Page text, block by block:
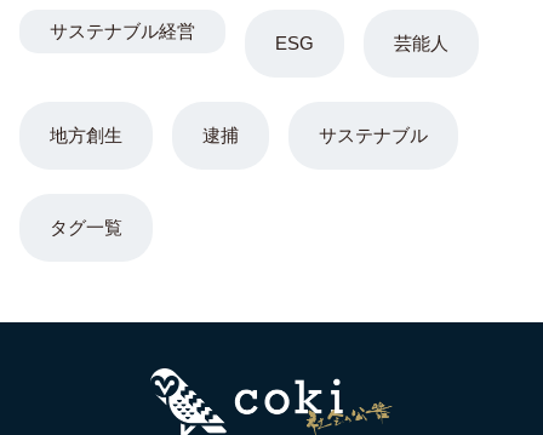
ESG 芸能人
地方創生 逮捕 サステナブル
サステナブル経営
タグ一覧